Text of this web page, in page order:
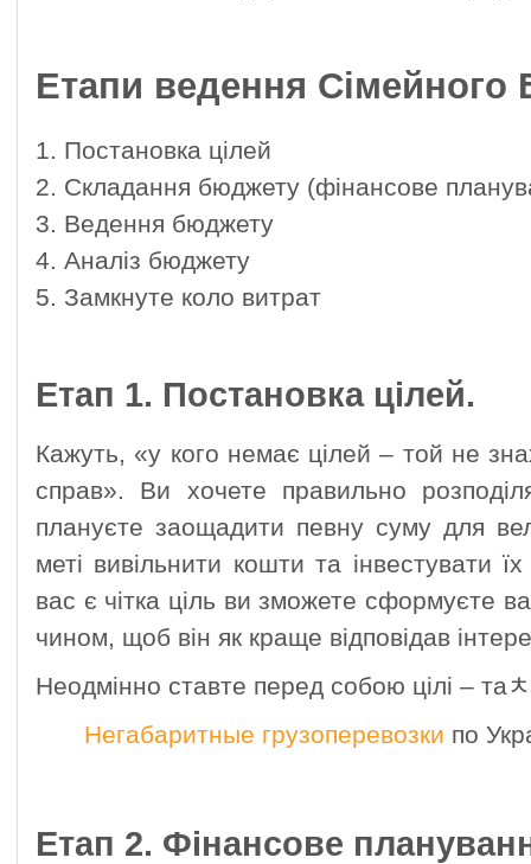
Етапи ведення
1. Постановка цілей
2. Складання бюджету (фінансове
3. Ведення бюджету
4. Аналіз бюджету
5. Замкнуте коло витрат
Етап 1. Постановка цілей.
Кажуть, «у кого немає цілей – той не
справ». Ви хочете правильно
плануєте заощадити певну суму для
меті вивільнити кошти та інвестувати
вас є чітка ціль ви зможете сформуєте
чином, щоб він як краще відповідав
Неодмінно ставте перед собою цілі – та
Негабаритные грузоперевозки по
Етап 2. Фінансове